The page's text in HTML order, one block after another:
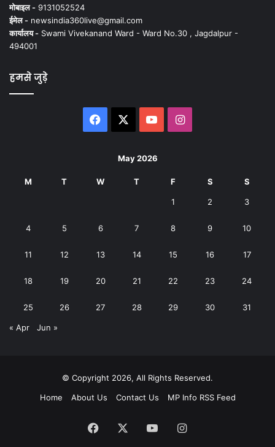
मोबाइल - 9131052524
ईमेल - newsindia360live@gmail.com
कार्यालय - Swami Vivekanand Ward - Ward No.30 , Jagdalpur -
494001
हमसे जुड़े
Facebook YouTubeInstagram
May 2026
M T W T F S S
1 2 3
4 5 6 7 8 9 10
11 12 13 14 15 16 17
18 19 20 21 22 23 24
25 26 27 28 29 30 31
« Apr Jun »
© Copyright 2026, All Rights Reserved.
Home
About Us Contact Us MP Info RSS Feed
Facebook YouTubeInstagram